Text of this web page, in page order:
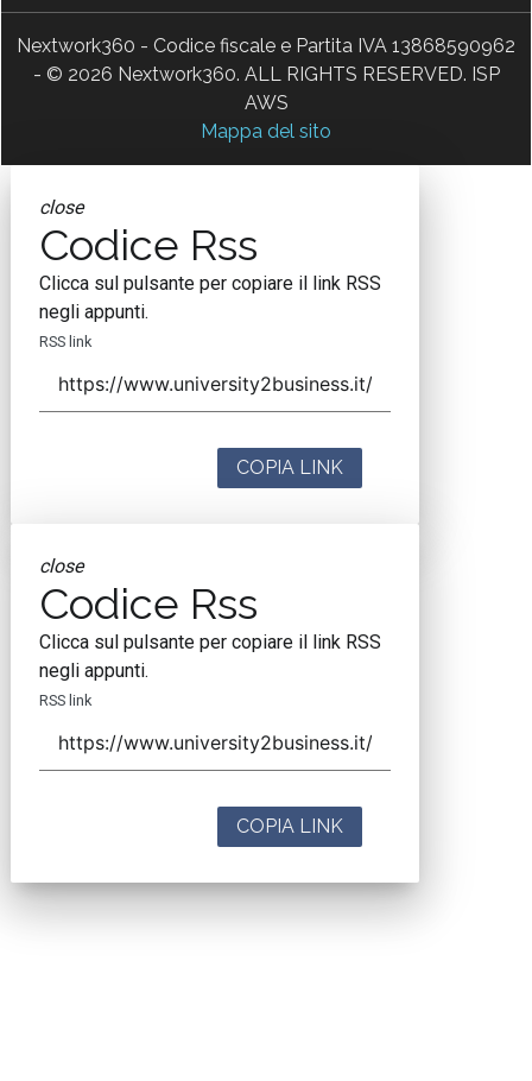
Nextwork360 - Codice fiscale e Partita IVA 13868590962
- © 2026 Nextwork360. ALL RIGHTS RESERVED. ISP
AWS
Mappa del sito
close
Codice Rss
Clicca sul pulsante per copiare il link RSS
negli appunti.
RSS link
COPIA LINK
close
Codice Rss
Clicca sul pulsante per copiare il link RSS
negli appunti.
RSS link
COPIA LINK